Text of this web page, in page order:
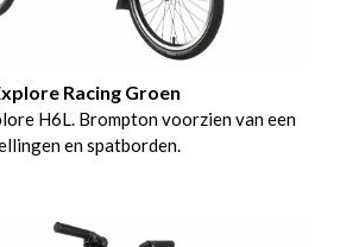
Racing Groen
H6L. Brompton voorzien van een
en spatborden.